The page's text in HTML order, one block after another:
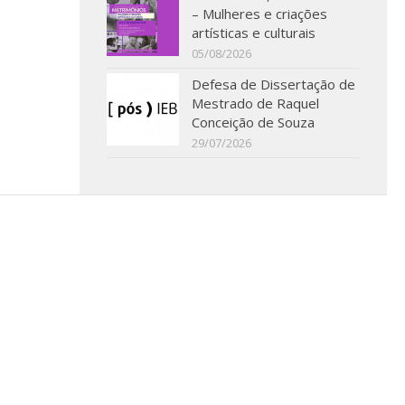
– Mulheres e criações
artísticas e culturais
05/08/2026
Defesa de Dissertação de
Mestrado de Raquel
Conceição de Souza
29/07/2026